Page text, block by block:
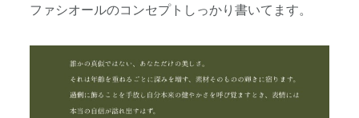
ファシオールのコンセプトしっかり書いてます。